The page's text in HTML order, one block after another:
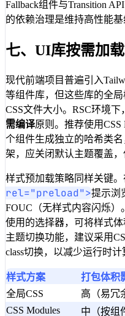
10
// 启用
11
config.
12
chunks:
13
14
15
vendor:
16
}
17
};
18
return
19
}
20
};
Fallback组件与Transition
的依赖治理是维持高性能基
七、UI库按需加
现代前端项目普遍引入
等组件库，但这些库的全
CSS文件大小。RSC环境
需编译原则。推荐使用CSS
个组件生成独立的哈希类
架，应关闭默认主题覆盖，
样式预加载策略同样关键。
rel="preload">提示浏
FOUC（无样式内容闪烁）
使用的选择器，可将样式
主题切换功能，建议采用
class切换，以减少运行时计
样式方案 打包体积
全局CSS
高（易冗
CSS Modules
中（按组